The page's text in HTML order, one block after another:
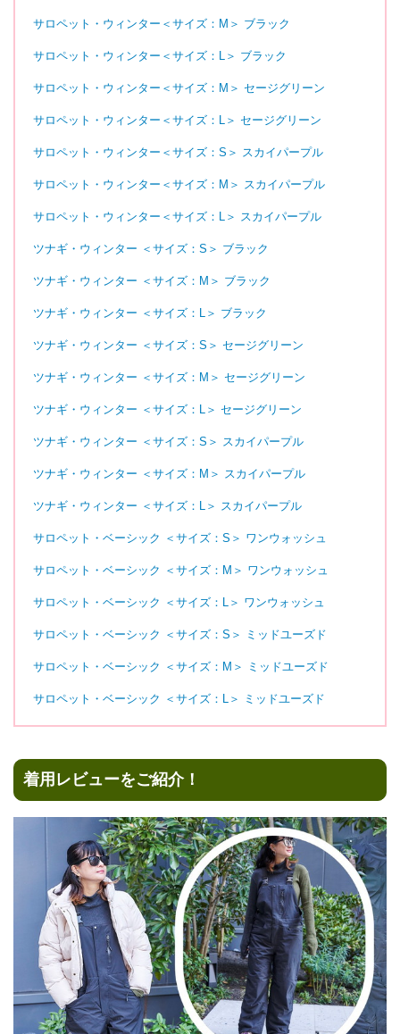
サロペット・ウィンター＜サイズ：M＞ ブラック
サロペット・ウィンター＜サイズ：L＞ ブラック
サロペット・ウィンター＜サイズ：M＞ セージグリーン
サロペット・ウィンター＜サイズ：L＞ セージグリーン
サロペット・ウィンター＜サイズ：S＞ スカイパープル
サロペット・ウィンター＜サイズ：M＞ スカイパープル
サロペット・ウィンター＜サイズ：L＞ スカイパープル
ツナギ・ウィンター ＜サイズ：S＞ ブラック
ツナギ・ウィンター ＜サイズ：M＞ ブラック
ツナギ・ウィンター ＜サイズ：L＞ ブラック
ツナギ・ウィンター ＜サイズ：S＞ セージグリーン
ツナギ・ウィンター ＜サイズ：M＞ セージグリーン
ツナギ・ウィンター ＜サイズ：L＞ セージグリーン
ツナギ・ウィンター ＜サイズ：S＞ スカイパープル
ツナギ・ウィンター ＜サイズ：M＞ スカイパープル
ツナギ・ウィンター ＜サイズ：L＞ スカイパープル
サロペット・ベーシック ＜サイズ：S＞ ワンウォッシュ
サロペット・ベーシック ＜サイズ：M＞ ワンウォッシュ
サロペット・ベーシック ＜サイズ：L＞ ワンウォッシュ
サロペット・ベーシック ＜サイズ：S＞ ミッドユーズド
サロペット・ベーシック ＜サイズ：M＞ ミッドユーズド
サロペット・ベーシック ＜サイズ：L＞ ミッドユーズド
着用レビューをご紹介！